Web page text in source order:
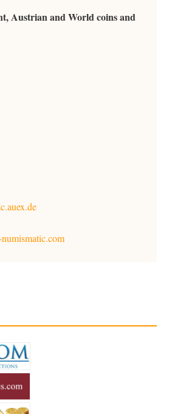
Austrian and World coins and